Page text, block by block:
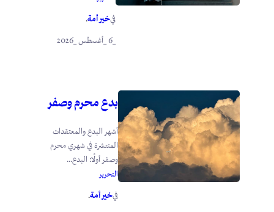
فيخير أمة.
بدع محرم وصفر
أشهر البدع والمعتقدات
المنتشرة في شهري محرم
وصفر أولًا: البدع...
التحرير
فيخير أمة.